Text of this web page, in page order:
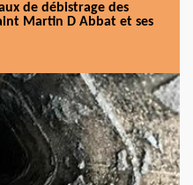
de débistrage des
Martin D Abbat et ses